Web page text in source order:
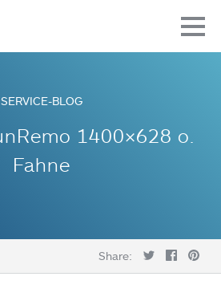
SERVICE-BLOG
1400×628 o.
Fahne
Share: